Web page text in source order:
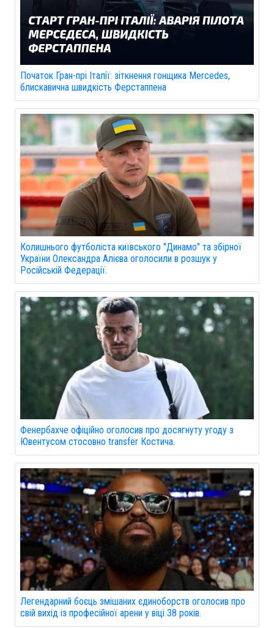
Початок Гран-прі Італії: зіткнення гонщика Mercedes,
блискавична швидкість Ферстаппена
Колишнього футболіста київського "Динамо" та збірної
України Олександра Алієва оголосили в розшук у
Російській Федерації.
Фенербахче офіційно оголосив про досягнуту угоду з
Ювентусом стосовно transfer Костича.
Легендарний боєць змішаних єдиноборств оголосив про
свій вихід із професійної арени у віці 38 років.